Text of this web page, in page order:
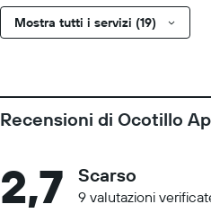
Mostra tutti i servizi (19)
Recensioni di Ocotillo
2,7 Scarso
9 valutazioni